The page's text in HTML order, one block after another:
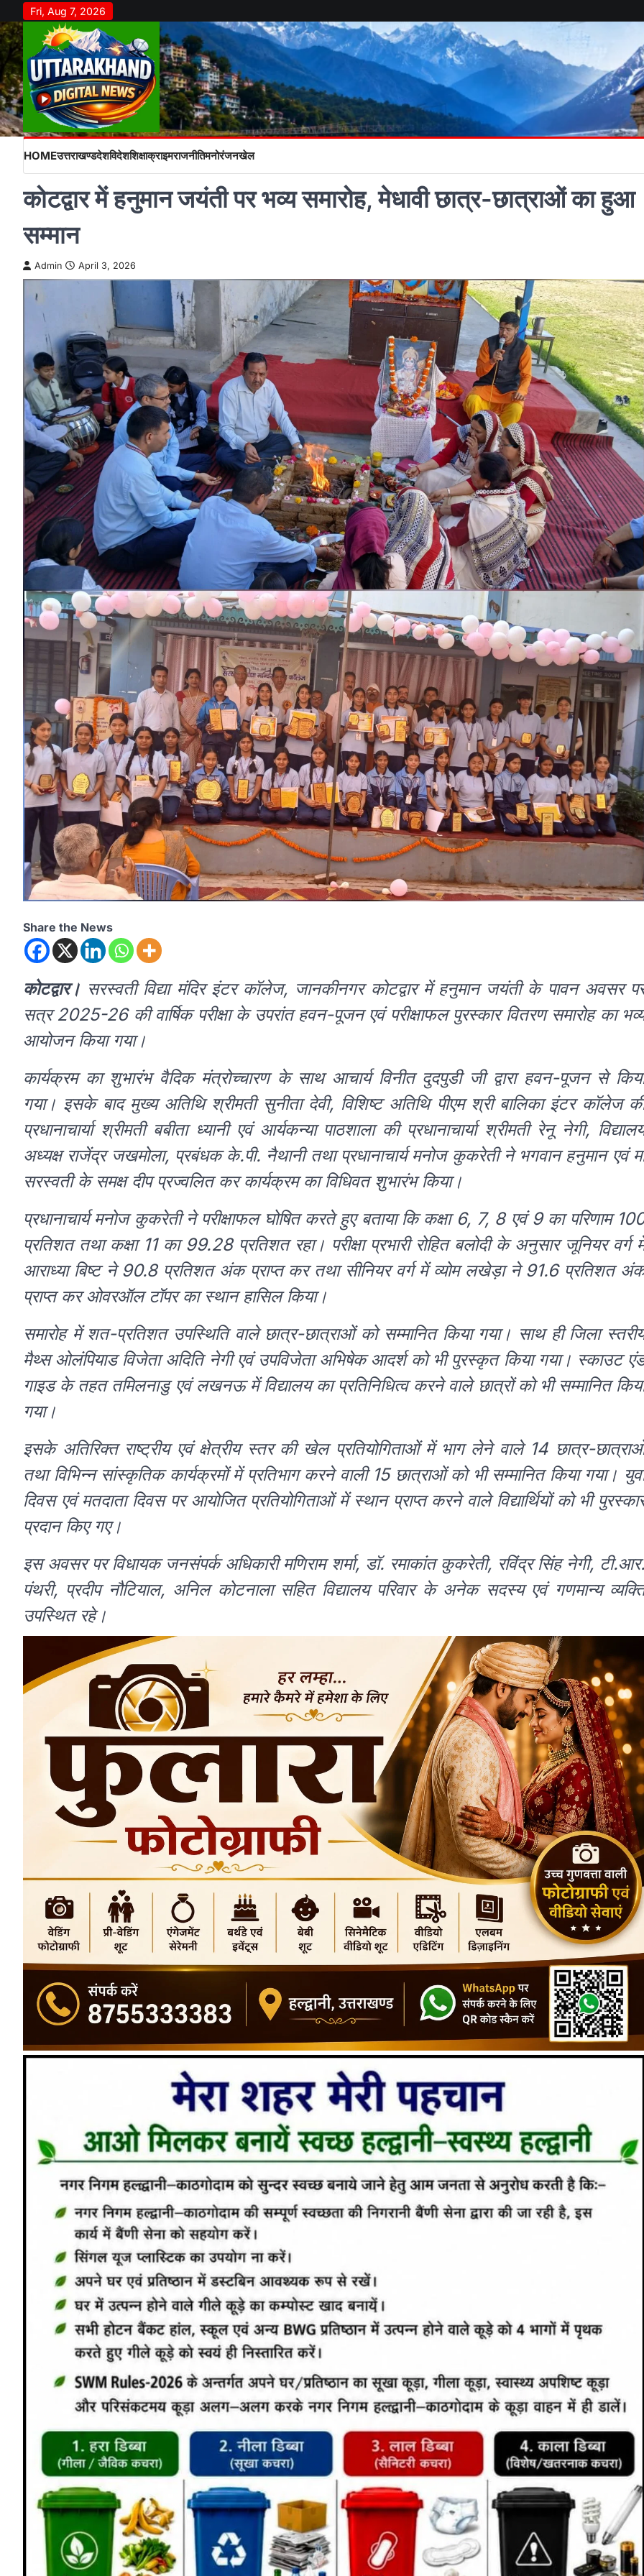
to
content
Fri, Aug 7, 2026
HOMEउत्तराखण्डदेशविदेशशिक्षाक्राइमराजनीतिमनोरंजनखेल
कोटद्वार में हनुमान जयंती पर भव्य समारोह, मेधावी छात्र-छात्राओं का हुआ
सम्मान
Admin April 3, 2026
Share the News
कोटद्वार। सरस्वती विद्या मंदिर इंटर कॉलेज, जानकीनगर कोटद्वार में हनुमान जयंती के पावन अवसर
सत्र 2025-26 की वार्षिक परीक्षा के उपरांत हवन-पूजन एवं परीक्षाफल पुरस्कार वितरण समारोह का
आयोजन किया गया।
कार्यक्रम का शुभारंभ वैदिक मंत्रोच्चारण के साथ आचार्य विनीत दुदपुडी जी द्वारा हवन-पूजन से
गया। इसके बाद मुख्य अतिथि श्रीमती सुनीता देवी, विशिष्ट अतिथि पीएम श्री बालिका इंटर कॉलेज
प्रधानाचार्या श्रीमती बबीता ध्यानी एवं आर्यकन्या पाठशाला की प्रधानाचार्या श्रीमती रेनू नेगी,
अध्यक्ष राजेंद्र जखमोला, प्रबंधक के.पी. नैथानी तथा प्रधानाचार्य मनोज कुकरेती ने भगवान हनुमान एवं
सरस्वती के समक्ष दीप प्रज्वलित कर कार्यक्रम का विधिवत शुभारंभ किया।
प्रधानाचार्य मनोज कुकरेती ने परीक्षाफल घोषित करते हुए बताया कि कक्षा 6, 7, 8 एवं 9 का परिणाम
प्रतिशत तथा कक्षा 11 का 99.28 प्रतिशत रहा। परीक्षा प्रभारी रोहित बलोदी के अनुसार जूनियर वर्ग
आराध्या बिष्ट ने 90.8 प्रतिशत अंक प्राप्त कर तथा सीनियर वर्ग में व्योम लखेड़ा ने 91.6 प्रतिशत
प्राप्त कर ओवरऑल टॉपर का स्थान हासिल किया।
समारोह में शत-प्रतिशत उपस्थिति वाले छात्र-छात्राओं को सम्मानित किया गया। साथ ही जिला
मैथ्स ओलंपियाड विजेता अदिति नेगी एवं उपविजेता अभिषेक आदर्श को भी पुरस्कृत किया गया। स्काउट
गाइड के तहत तमिलनाडु एवं लखनऊ में विद्यालय का प्रतिनिधित्व करने वाले छात्रों को भी सम्मानित
गया।
इसके अतिरिक्त राष्ट्रीय एवं क्षेत्रीय स्तर की खेल प्रतियोगिताओं में भाग लेने वाले 14 छात्र-
तथा विभिन्न सांस्कृतिक कार्यक्रमों में प्रतिभाग करने वाली 15 छात्राओं को भी सम्मानित किया गया।
दिवस एवं मतदाता दिवस पर आयोजित प्रतियोगिताओं में स्थान प्राप्त करने वाले विद्यार्थियों को भी
प्रदान किए गए।
इस अवसर पर विधायक जनसंपर्क अधिकारी मणिराम शर्मा, डॉ. रमाकांत कुकरेती, रविंद्र सिंह नेगी, टी.आर.
पंथरी, प्रदीप नौटियाल, अनिल कोटनाला सहित विद्यालय परिवार के अनेक सदस्य एवं गणमान्य
उपस्थित रहे।